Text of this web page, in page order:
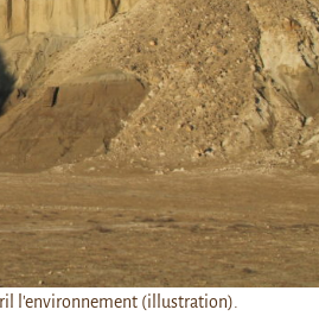
l'environnement (illustration).